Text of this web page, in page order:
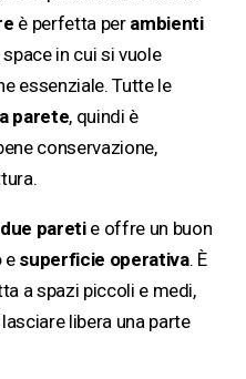
è perfetta per ambienti
in cui si vuole
essenziale. Tutte le
parete, quindi è
conservazione,
due paretie offre un buon
e superficie operativa. È
a spazi piccoli e medi,
libera una parte